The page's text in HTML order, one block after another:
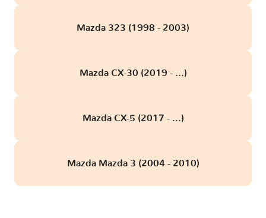
Mazda 323 (1998 - 2003)
Mazda CX-30 (2019 - ...)
Mazda CX-5 (2017 - ...)
Mazda Mazda 3 (2004 - 2010)